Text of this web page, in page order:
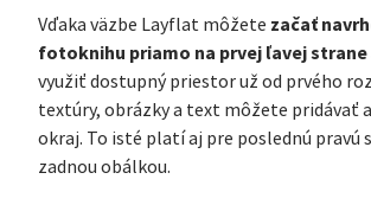
Vďaka väzbe Layflat môžete začať
fotoknihu priamo na prvej ľavej strane
využiť dostupný priestor už od prvého
textúry, obrázky a text môžete pridávať
okraj. To isté platí aj pre poslednú pravú
zadnou obálkou.